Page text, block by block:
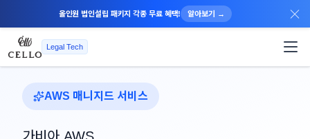
올인원 법인설립 패키지 각종 무료 혜택! 알아보기 → ×
Legal Tech
AWS 매니지드 서비스